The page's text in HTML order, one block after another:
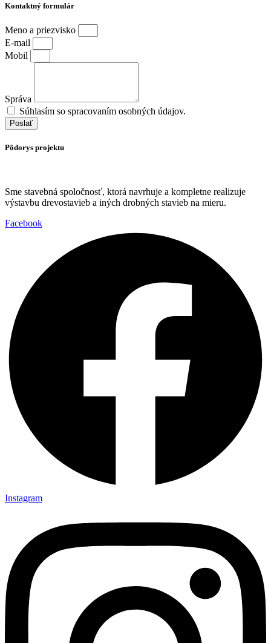
Kontaktný formulár
Meno a priezvisko
E-mail
Mobil
Správa
Súhlasím so spracovaním osobných údajov.
Poslať
Pôdorys projektu
Sme stavebná spoločnosť, ktorá navrhuje a kompletne realizuje
výstavbu drevostavieb a iných drobných stavieb na mieru.
Facebook
Instagram